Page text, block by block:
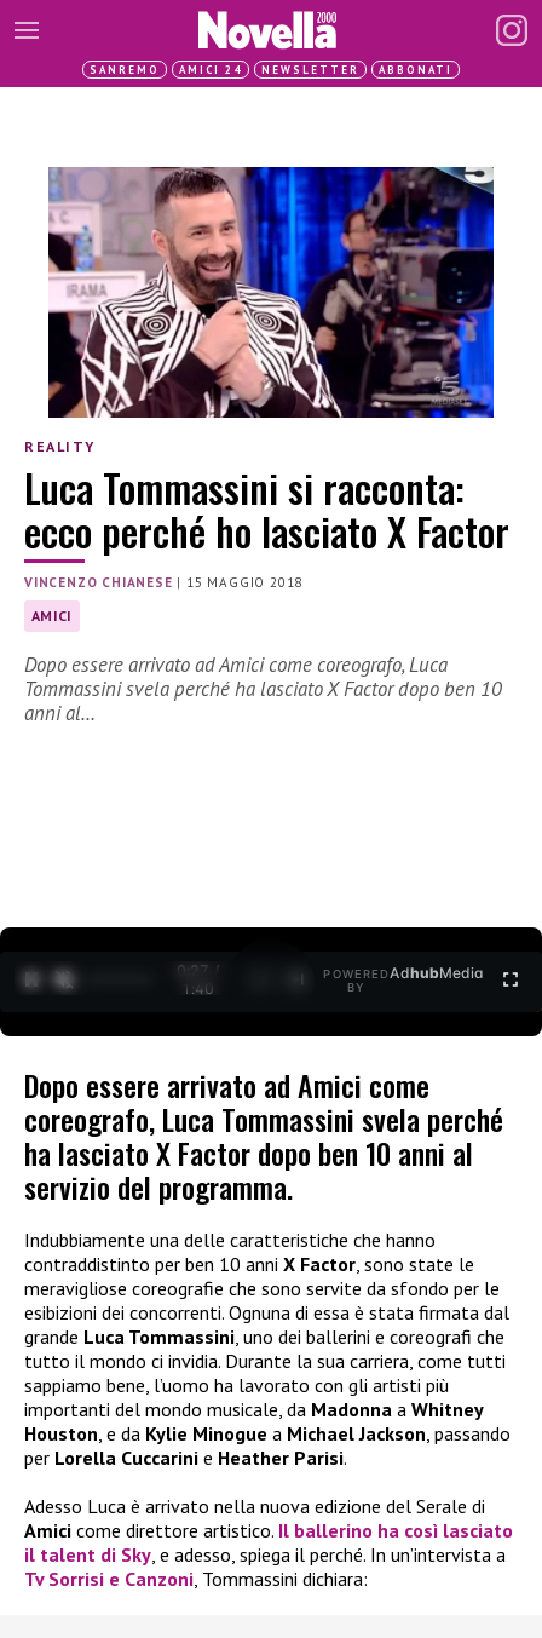
SANREMO AMICI 24 NEWSLETTER ABBONATI
REALITY
Luca Tommassini si racconta:
ecco perché ho lasciato X Factor
VINCENZO CHIANESE | 15 MAGGIO 2018
AMICI
Dopo essere arrivato ad Amici come coreografo, Luca
Tommassini svela perché ha lasciato X Factor dopo ben 10
anni al…
0:27 /
1:40
POWERED
BY
AdhubMedia
Dopo essere arrivato ad Amici come
coreografo, Luca Tommassini svela perché
ha lasciato X Factor dopo ben 10 anni al
servizio del programma.
Indubbiamente una delle caratteristiche che hanno
contraddistinto per ben 10 anni X Factor, sono state le
meravigliose coreografie che sono servite da sfondo per le
esibizioni dei concorrenti. Ognuna di essa è stata firmata dal
grande Luca Tommassini, uno dei ballerini e coreografi che
tutto il mondo ci invidia. Durante la sua carriera, come tutti
sappiamo bene, l’uomo ha lavorato con gli artisti più
importanti del mondo musicale, da Madonna a Whitney
Houston, e da Kylie Minogue a Michael Jackson, passando
per Lorella Cuccarini e Heather Parisi.
Adesso Luca è arrivato nella nuova edizione del Serale di
Amici come direttore artistico. Il ballerino ha così lasciato
il talent di Sky, e adesso, spiega il perché. In un’intervista a
Tv Sorrisi e Canzoni, Tommassini dichiara: